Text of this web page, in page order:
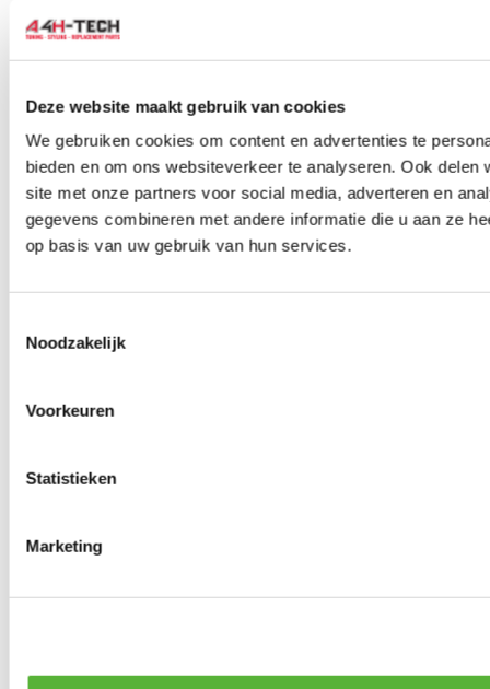
Deze website maakt gebruik van cookies
We gebruiken cookies om content en advertenties te
bieden en om ons websiteverkeer te analyseren. Ook
site met onze partners voor social media, adverteren en
gegevens combineren met andere informatie die u aan ze
op basis van uw gebruik van hun services.
Noodzakelijk
Voorkeuren
Statistieken
Marketing
Kogels & Hoezen
0 producten beschikbaar
Wiellagers & Naven
Wielen & Toebehoren
producten beschikbaar
Spoorverbreders
0producten beschikbaar
Wielmoeren
producten beschikbaar
Draadeinden
Velgen overige
Remmen
Remleidingen
Remvloeistoffen